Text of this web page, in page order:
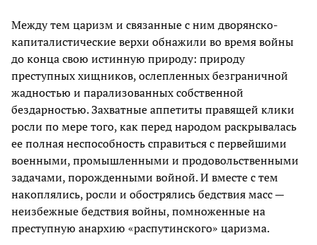
Между тем царизм и связанные с ним дворянско-
капиталистические верхи обнажили во время войны
до конца свою истинную природу: природу
преступных хищников, ослепленных безграничной
жадностью и парализованных собственной
бездарностью. Захватные аппетиты правящей клики
росли по мере того, как перед народом раскрывалась
ее полная неспособность справиться с первейшими
военными, промышленными и продовольственными
задачами, порожденными войной. И вместе с тем
накоплялись, росли и обострялись бедствия масс —
неизбежные бедствия войны, помноженные на
преступную анархию «распутинского» царизма.